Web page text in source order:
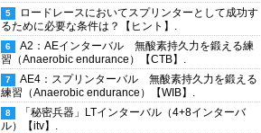
ロードレースにおいてスプリンターとして成功す
るために必要な条件は？【ヒント】.
A2：AEインターバル 無酸素持久力を鍛える練
習（Anaerobic endurance）【CTB】.
AE4：スプリンターバル 無酸素持久力を鍛える
練習（Anaerobic endurance）【WIB】.
「秘密兵器」LTインターバル（4+8インターバ
ル）【itv】.